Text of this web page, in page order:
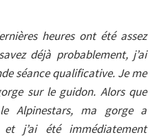
heures ont été assez
déjà probablement, j’ai
séance qualificative. Je me
sur le guidon. Alors que
Alpinestars, ma gorge a
j’ai été immédiatement